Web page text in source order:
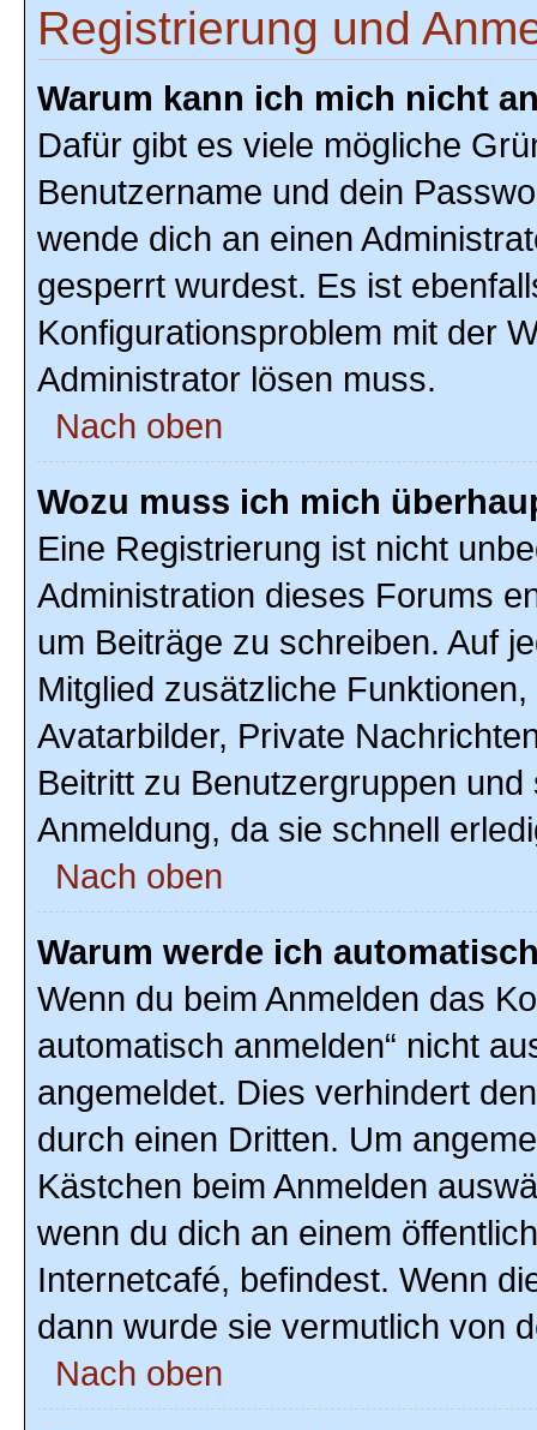
Registrierung und
Warum kann ich mich nicht
Dafür gibt es viele mögliche
Benutzername und dein
wende dich an einen
gesperrt wurdest. Es ist
Konfigurationsproblem mit der
Administrator lösen muss.
Nach oben
Wozu muss ich mich
Eine Registrierung ist nicht
Administration dieses Forums
um Beiträge zu schreiben. Auf
Mitglied zusätzliche
Avatarbilder, Private
Beitritt zu Benutzergruppen
Anmeldung, da sie schnell
Nach oben
Warum werde ich
Wenn du beim Anmelden das
automatisch anmelden“ nicht
angemeldet. Dies verhindert
durch einen Dritten. Um
Kästchen beim Anmelden
wenn du dich an einem
Internetcafé, befindest. Wenn
dann wurde sie vermutlich von
Nach oben